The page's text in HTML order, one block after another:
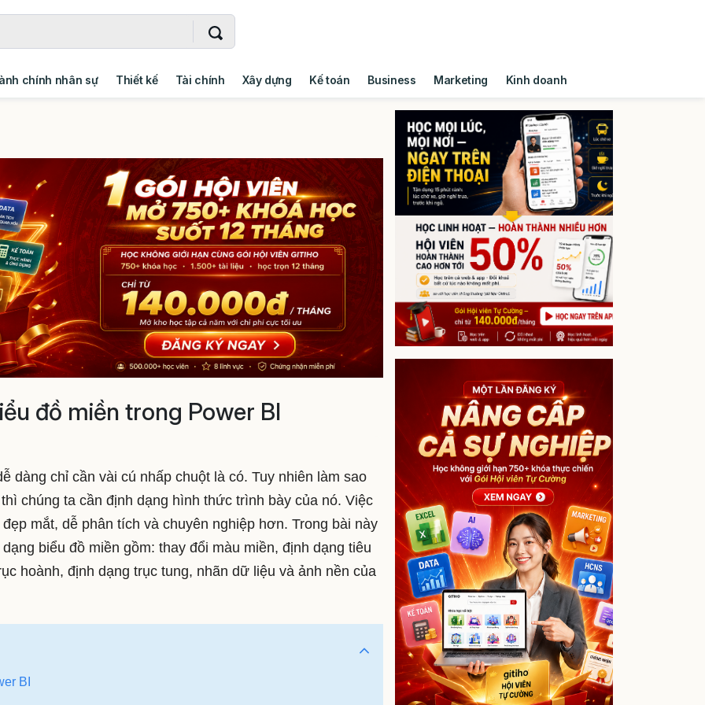
chính nhân sự Thiết kế Tài chính Xây dựng Kế toán Business Marketing Kinh doanh
đồ miền trong Power BI
dàng chỉ cần vài cú nhấp chuột là có. Tuy nhiên làm sao
chúng ta cần định dạng hình thức trình bày của nó. Việc
mắt, dễ phân tích và chuyên nghiệp hơn. Trong bài này
biểu đồ miền gồm: thay đổi màu miền, định dạng tiêu
hoành, định dạng trục tung, nhãn dữ liệu và ảnh nền của
BI